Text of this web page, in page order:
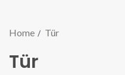
Home Tür
Tür